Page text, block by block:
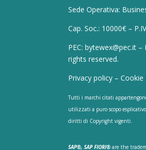
Sede Operativa:
Cap. Soc.: 10000€ –
PEC: bytewex@pec.it –
rights reserved.
Privacy policy –Cookie
Tutti i marchi citati
utilizzati a puro scopo
diritti di Copyright vigenti.
SAP®, SAP FIORI®are the